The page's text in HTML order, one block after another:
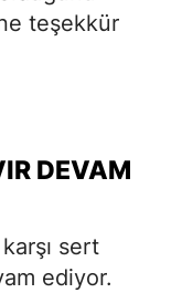
teşekkür
DEVAM
sert
ediyor.